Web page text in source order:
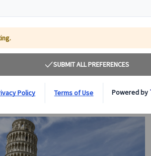
150.00 EUR
曜日、7/4、8/8・12・15、9/5、11/14・16・
14・20・21・31
空席カレンダーをご確認ください)